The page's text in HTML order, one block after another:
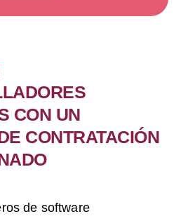
CON UN
CONTRATACIÓN
de software